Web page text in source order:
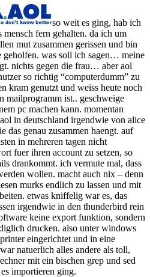
so weit es ging, hab ich
fern gehalten. da ich um
mut zusammen gerissen und bin
geholfen. was soll ich sagen… meine
nichts gegen die frau… aber aol
so richtig “computerdumm” zu
kram genutzt und weiss heute noch
mailprogramm ist.. geschweige
pc machen kann. momentan
in deutschland irgendwie von alice
das genau zusammen haengt. auf
in mehreren tagen nicht
fuer ihren account zu setzen, so
drankommt. ich vermute mal, dass
wollen. macht auch nix – denn
murks endlich zu lassen und mit
etwas kniffelig war es, das
irgendwie in den thunderbird rein
keine export funktion, sondern
drucken. also unter windows
eingerichtet und in eine
natuerlich alles andere als toll,
mit ein bischen grep und sed
importieren ging.